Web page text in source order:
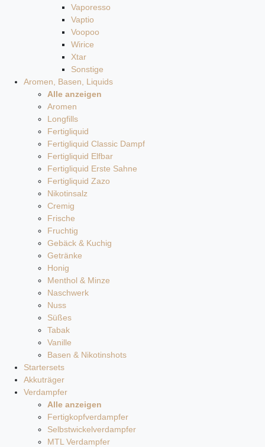
Vaporesso
Vaptio
Voopoo
Wirice
Xtar
Sonstige
Aromen, Basen, Liquids
Alle anzeigen
Aromen
Longfills
Fertigliquid
Fertigliquid Classic Dampf
Fertigliquid Elfbar
Fertigliquid Erste Sahne
Fertigliquid Zazo
Nikotinsalz
Cremig
Frische
Fruchtig
Gebäck & Kuchig
Getränke
Honig
Menthol & Minze
Naschwerk
Nuss
Süßes
Tabak
Vanille
Basen & Nikotinshots
Startersets
Akkuträger
Verdampfer
Alle anzeigen
Fertigkopfverdampfer
Selbstwickelverdampfer
MTL Verdampfer